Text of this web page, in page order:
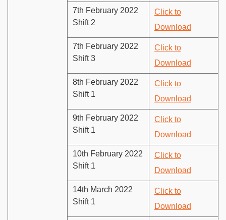
7th February 2022
Shift 2
Click to
Download
7th February 2022
Shift 3
Click to
Download
8th February 2022
Shift 1
Click to
Download
9th February 2022
Shift 1
Click to
Download
10th February 2022
Shift 1
Click to
Download
14th March 2022
Shift 1
Click to
Download